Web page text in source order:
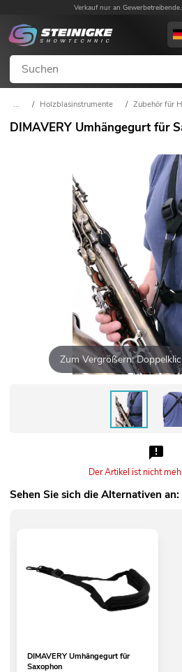
Verkauf nur an
... / Holzblasinstrumente / Zubehör für
DIMAVERY Umhängegurt für
Zum Vergrößern:
Der Artikel ist nicht
Sehen Sie sich die Alternativen an:
DIMAVERY Umhängegurt für
Saxophon